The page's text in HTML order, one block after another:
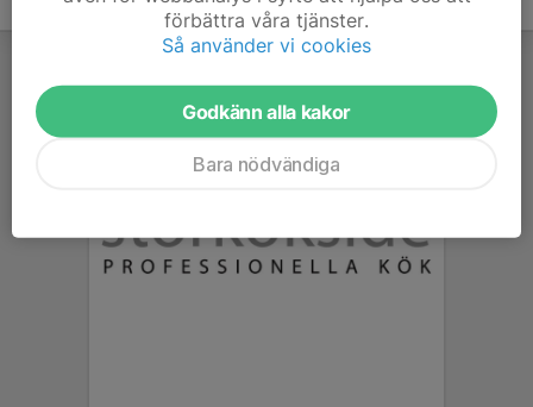
förbättra våra tjänster.
Så använder vi cookies
Godkänn alla kakor
Bara nödvändiga